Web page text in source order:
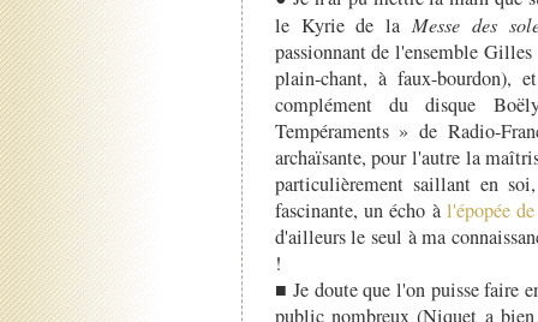
le Kyrie de laMesse des
passionnant de l'ensemble
plain-chant, à faux-bourdon),
complément du disque
Tempéraments » de Radio-
archaïsante, pour l'autre la
particulièrement saillant en
fascinante, un écho à l'épopée
d'ailleurs le seul à ma
!
■ Je doute que l'on puisse faire
public nombreux (Niquet a